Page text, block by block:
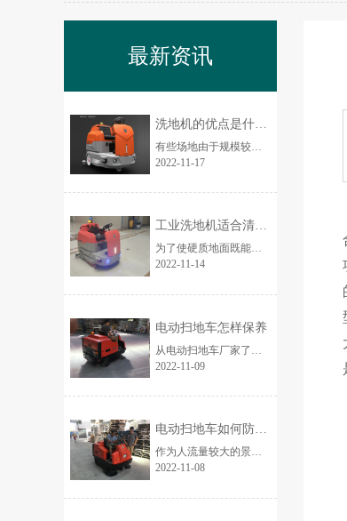
最新资讯
洗地机的优点是什么？为何让更多人使用
有些场地由于规模较大，所需人力就更多，在此环境中还导致人员清洁繁琐费力，危险性大。...
2022-11-17
工业洗地机适合清洗哪些地面
为了使硬质地面既能干净，又能将污水吸出。分手推式工业洗地机、驾驶式工业洗地器两大类。工业洗地机适合清洗哪些地面？...
2022-11-14
电动扫地车怎样保养
从电动扫地车厂家了解到,很多驾驶员因为不了解行驶中应该注意的问题，到时对电动扫地车有损坏，那么电动扫地车怎样保养？如何省时省力？...
2022-11-09
电动扫地车如何防止清扫时灰尘飞扬
作为人流量较大的景点拥有繁重的清理工作，由于人流量相对较大、流动性较强，不少人存在随手乱丢垃圾的陋习，因此扫得既费力又费时。...
2022-11-08